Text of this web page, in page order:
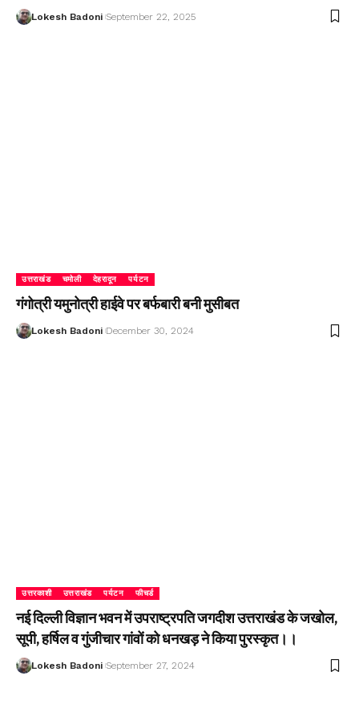
Lokesh Badoni September 22, 2025
उत्तराखंड चमोली देहरादून पर्यटन
गंगोत्री यमुनोत्री हाईवे पर बर्फबारी बनी मुसीबत
Lokesh Badoni December 30, 2024
उत्तरकाशी उत्तराखंड पर्यटन फीचर्ड
नई दिल्ली विज्ञान भवन में उपराष्ट्रपति जगदीश उत्तराखंड के जखोल,
सूपी, हर्षिल व गुंजीचार गांवों को धनखड़ ने किया पुरस्कृत।।
Lokesh Badoni September 27, 2024